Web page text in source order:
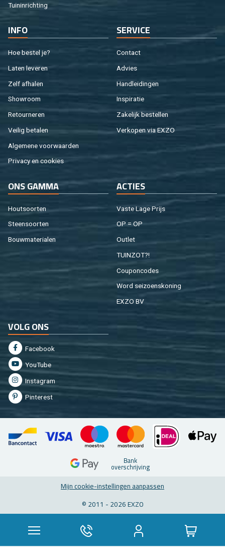
Tuin­in­rich­ting
INFO
Hoe be­stel je?
Laten le­ve­ren
Zelf af­ha­len
Show­room
Re­tour­ne­ren
Vei­lig be­ta­len
Al­ge­me­ne voor­waar­den
Pri­va­cy en coo­kies
SER­VI­CE
Con­tact
Ad­vies
Hand­lei­din­gen
In­spi­ra­tie
Za­ke­lijk be­stel­len
Ver­ko­pen via EXZO
ONS GAMMA
Hout­soor­ten
Steen­soor­ten
Bouw­ma­te­ri­a­len
AC­TIES
Vaste Lage Prijs
OP = OP
Out­let
TUIN­ZOT?!
Cou­pon­co­des
Word sei­zoens­ko­ning
EXZO BV
VOLG ONS
Fa­cebook
You­Tu­be
In­st­agram
Pin­te­rest
Bank
over­schrij­ving
Mijn coo­kie-in­stel­lin­gen aan­pas­sen
© 2011 - 2026 EXZO